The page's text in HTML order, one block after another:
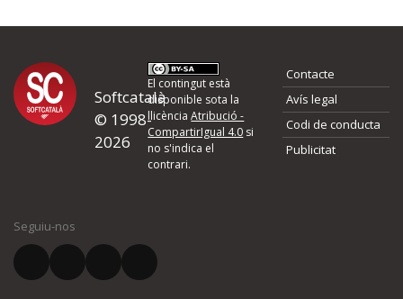
Softcatalà
© 1998-
2026
El contingut està
disponible sota la
llicènciaAtribució -
CompartirIgual 4.0 si
no s'indica el
contrari.
Contacte
Avís legal
Codi de conducta
Publicitat
Seguiu-nos